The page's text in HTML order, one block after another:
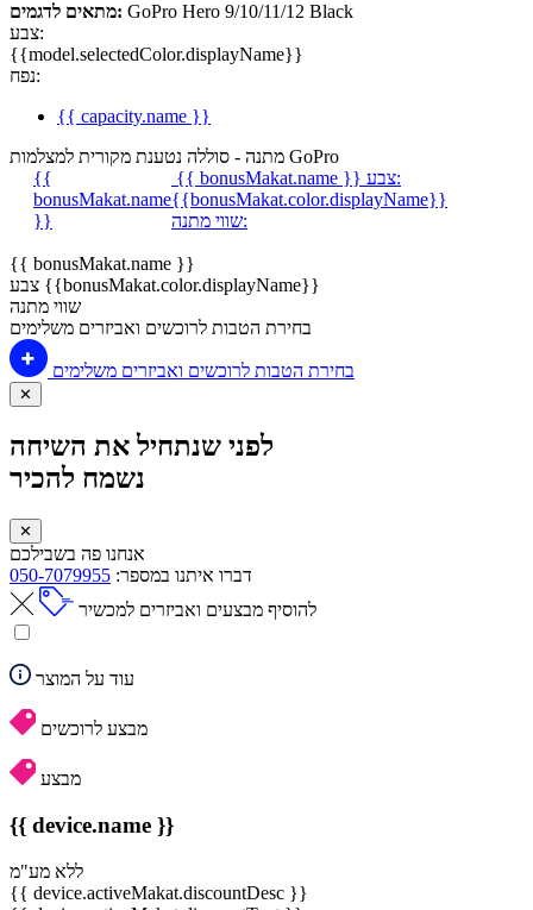
מתאים לדגמים: GoPro Hero 9/10/11/12 Black
צבע:
{{model.selectedColor.displayName}}
נפח:
{{ capacity.name }}
מתנה - סוללה נטענת מקורית למצלמות GoPro
{{
bonusMakat.name
}}
{{ bonusMakat.name }}
צבע:
{{bonusMakat.color.displayName}}
שווי מתנה:
{{ bonusMakat.name }}
צבע {{bonusMakat.color.displayName}}
שווי מתנה
בחירת הטבות לרוכשים ואביזרים משלימים
בחירת הטבות לרוכשים ואביזרים משלימים
✕
לפני שנתחיל את השיחה
נשמח להכיר
✕
אנחנו פה בשבילכם
דברו איתנו במספר: 050-7079955
להוסיף מבצעים ואביזרים למכשיר
עוד על המוצר
מבצע לרוכשים
מבצע
{{ device.name }}
ללא מע"מ
{{ device.activeMakat.discountDesc }}